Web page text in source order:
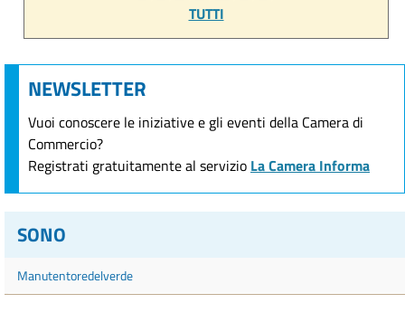
TUTTI
NEWSLETTER
Vuoi conoscere le iniziative e gli eventi della Camera di
Commercio?
Registrati gratuitamente al servizio La Camera Informa
SONO
Manutentoredelverde